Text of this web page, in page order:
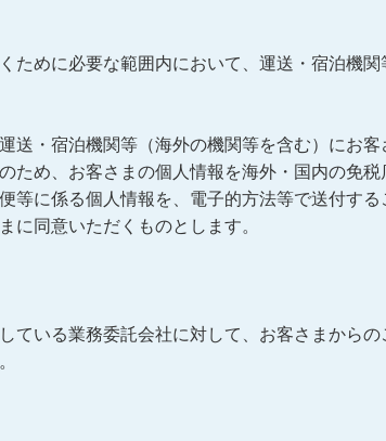
ために必要な範囲内において、運送・宿泊機
・宿泊機関等（海外の機関等を含む）にお客
ため、お客さまの個人情報を海外・国内の免
等に係る個人情報を、電子的方法等で送付す
に同意いただくものとします。
ている業務委託会社に対して、お客さまから